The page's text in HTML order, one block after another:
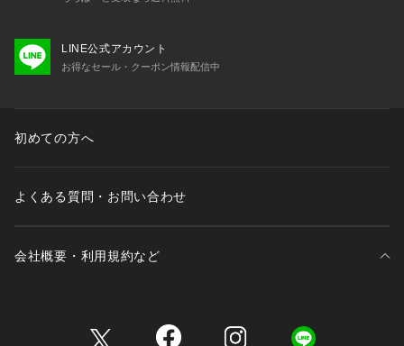
LINE公式アカウント
お得なセール・クーポン情報配信中
初めての方へ
よくある質問・お問い合わせ
会社概要・利用規約など